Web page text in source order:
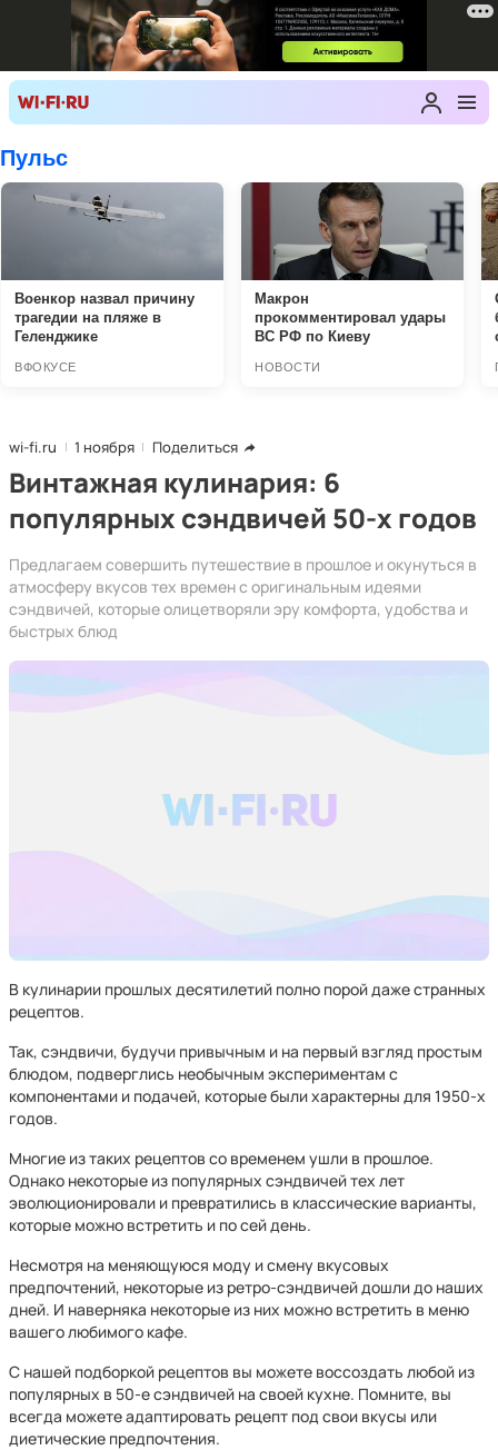
wi-fi.ru 1 ноября Поделиться
Винтажная кулинария: 6
популярных сэндвичей 50-х годов
Предлагаем совершить путешествие в прошлое и окунуться в
атмосферу вкусов тех времен с оригинальным идеями
сэндвичей, которые олицетворяли эру комфорта, удобства и
быстрых блюд
В кулинарии прошлых десятилетий полно порой даже странных
рецептов.
Так, сэндвичи, будучи привычным и на первый взгляд простым
блюдом, подверглись необычным экспериментам с
компонентами и подачей, которые были характерны для 1950-х
годов.
Многие из таких рецептов со временем ушли в прошлое.
Однако некоторые из популярных сэндвичей тех лет
эволюционировали и превратились в классические варианты,
которые можно встретить и по сей день.
Несмотря на меняющуюся моду и смену вкусовых
предпочтений, некоторые из ретро-сэндвичей дошли до наших
дней. И наверняка некоторые из них можно встретить в меню
вашего любимого кафе.
С нашей подборкой рецептов вы можете воссоздать любой из
популярных в 50-е сэндвичей на своей кухне. Помните, вы
всегда можете адаптировать рецепт под свои вкусы или
диетические предпочтения.